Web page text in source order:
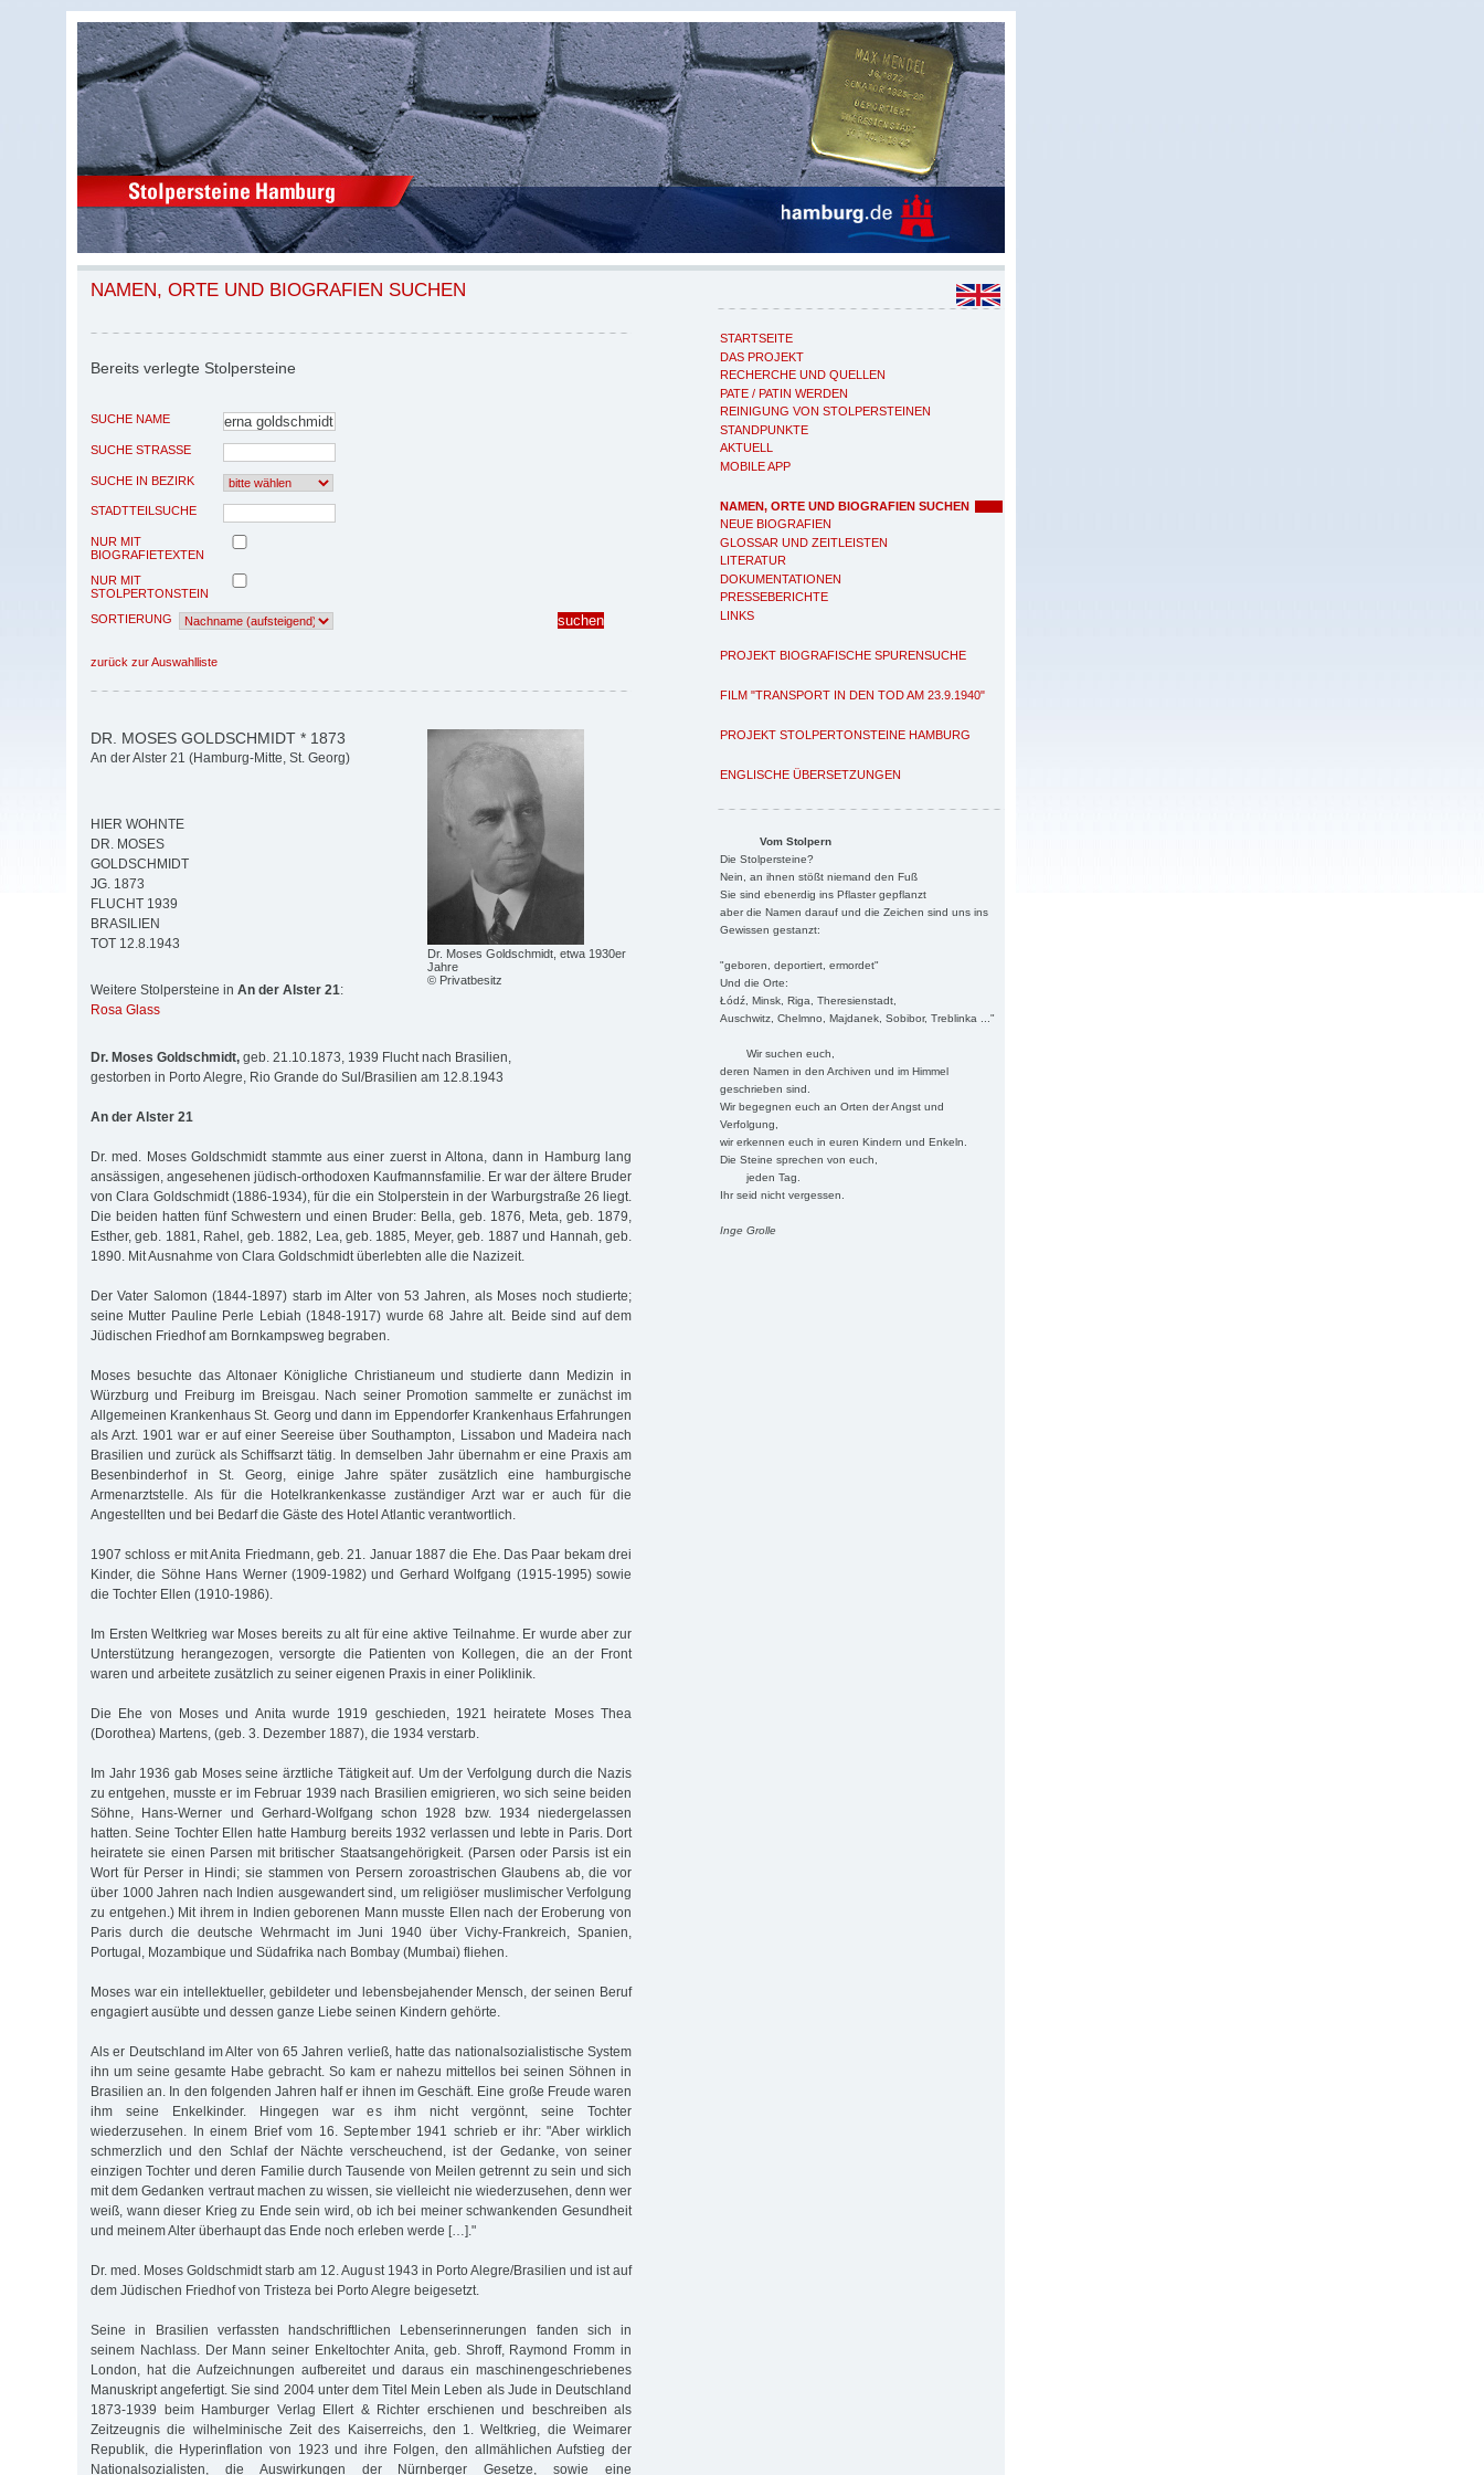
STARTSEITE
DAS PROJEKT
RECHERCHE UND QUELLEN
PATE / PATIN WERDEN
REINIGUNG VON STOLPERSTEINEN
STANDPUNKTE
AKTUELL
MOBILE APP
NAMEN, ORTE UND BIOGRAFIEN SUCHEN
NEUE BIOGRAFIEN
GLOSSAR UND ZEITLEISTEN
LITERATUR
DOKUMENTATIONEN
PRESSEBERICHTE
LINKS
PROJEKT BIOGRAFISCHE SPURENSUCHE
FILM "TRANSPORT IN DEN TOD AM 23.9.1940"
PROJEKT STOLPERTONSTEINE HAMBURG
ENGLISCHE ÜBERSETZUNGEN
Vom Stolpern
Die Stolpersteine?
Nein, an ihnen stößt niemand den Fuß
Sie sind ebenerdig ins Pflaster gepflanzt
aber die Namen darauf und die Zeichen sind uns ins
Gewissen gestanzt:
"geboren, deportiert, ermordet"
Und die Orte:
Łódź, Minsk, Riga, Theresienstadt,
Auschwitz, Chelmno, Majdanek, Sobibor, Treblinka ..."
Wir suchen euch,
deren Namen in den Archiven und im Himmel
geschrieben sind.
Wir begegnen euch an Orten der Angst und
Verfolgung,
wir erkennen euch in euren Kindern und Enkeln.
Die Steine sprechen von euch,
jeden Tag.
Ihr seid nicht vergessen.
Inge Grolle
NAMEN, ORTE UND BIOGRAFIEN SUCHEN
Bereits verlegte Stolpersteine
SUCHE NAME
SUCHE STRASSE
SUCHE IN BEZIRK
STADTTEILSUCHE
NUR MIT
BIOGRAFIETEXTEN
NUR MIT
STOLPERTONSTEIN
SORTIERUNG
zurück zur Auswahlliste
Dr. Moses Goldschmidt, etwa 1930er
Jahre
© Privatbesitz
DR. MOSES GOLDSCHMIDT * 1873
An der Alster 21 (Hamburg-Mitte, St. Georg)
HIER WOHNTE
DR. MOSES
GOLDSCHMIDT
JG. 1873
FLUCHT 1939
BRASILIEN
TOT 12.8.1943
Weitere Stolpersteine in An der Alster 21:
Rosa Glass
Dr. Moses Goldschmidt, geb. 21.10.1873, 1939 Flucht nach Brasilien,
gestorben in Porto Alegre, Rio Grande do Sul/Brasilien am 12.8.1943
An der Alster 21
Dr. med. Moses Goldschmidt stammte aus einer zuerst in Altona, dann in Hamburg lang
ansässigen, angesehenen jüdisch-orthodoxen Kaufmannsfamilie. Er war der ältere Bruder
von Clara Goldschmidt (1886-1934), für die ein Stolperstein in der Warburgstraße 26 liegt.
Die beiden hatten fünf Schwestern und einen Bruder: Bella, geb. 1876, Meta, geb. 1879,
Esther, geb. 1881, Rahel, geb. 1882, Lea, geb. 1885, Meyer, geb. 1887 und Hannah, geb.
1890. Mit Ausnahme von Clara Goldschmidt überlebten alle die Nazizeit.
Der Vater Salomon (1844-1897) starb im Alter von 53 Jahren, als Moses noch studierte;
seine Mutter Pauline Perle Lebiah (1848-1917) wurde 68 Jahre alt. Beide sind auf dem
Jüdischen Friedhof am Bornkampsweg begraben.
Moses besuchte das Altonaer Königliche Christianeum und studierte dann Medizin in
Würzburg und Freiburg im Breisgau. Nach seiner Promotion sammelte er zunächst im
Allgemeinen Krankenhaus St. Georg und dann im Eppendorfer Krankenhaus Erfahrungen
als Arzt. 1901 war er auf einer Seereise über Southampton, Lissabon und Madeira nach
Brasilien und zurück als Schiffsarzt tätig. In demselben Jahr übernahm er eine Praxis am
Besenbinderhof in St. Georg, einige Jahre später zusätzlich eine hamburgische
Armenarztstelle. Als für die Hotelkrankenkasse zuständiger Arzt war er auch für die
Angestellten und bei Bedarf die Gäste des Hotel Atlantic verantwortlich.
1907 schloss er mit Anita Friedmann, geb. 21. Januar 1887 die Ehe. Das Paar bekam drei
Kinder, die Söhne Hans Werner (1909-1982) und Gerhard Wolfgang (1915-1995) sowie
die Tochter Ellen (1910-1986).
Im Ersten Weltkrieg war Moses bereits zu alt für eine aktive Teilnahme. Er wurde aber zur
Unterstützung herangezogen, versorgte die Patienten von Kollegen, die an der Front
waren und arbeitete zusätzlich zu seiner eigenen Praxis in einer Poliklinik.
Die Ehe von Moses und Anita wurde 1919 geschieden, 1921 heiratete Moses Thea
(Dorothea) Martens, (geb. 3. Dezember 1887), die 1934 verstarb.
Im Jahr 1936 gab Moses seine ärztliche Tätigkeit auf. Um der Verfolgung durch die Nazis
zu entgehen, musste er im Februar 1939 nach Brasilien emigrieren, wo sich seine beiden
Söhne, Hans-Werner und Gerhard-Wolfgang schon 1928 bzw. 1934 niedergelassen
hatten. Seine Tochter Ellen hatte Hamburg bereits 1932 verlassen und lebte in Paris. Dort
heiratete sie einen Parsen mit britischer Staatsangehörigkeit. (Parsen oder Parsis ist ein
Wort für Perser in Hindi; sie stammen von Persern zoroastrischen Glaubens ab, die vor
über 1000 Jahren nach Indien ausgewandert sind, um religiöser muslimischer Verfolgung
zu entgehen.) Mit ihrem in Indien geborenen Mann musste Ellen nach der Eroberung von
Paris durch die deutsche Wehrmacht im Juni 1940 über Vichy-Frankreich, Spanien,
Portugal, Mozambique und Südafrika nach Bombay (Mumbai) fliehen.
Moses war ein intellektueller, gebildeter und lebensbejahender Mensch, der seinen Beruf
engagiert ausübte und dessen ganze Liebe seinen Kindern gehörte.
Als er Deutschland im Alter von 65 Jahren verließ, hatte das nationalsozialistische System
ihn um seine gesamte Habe gebracht. So kam er nahezu mittellos bei seinen Söhnen in
Brasilien an. In den folgenden Jahren half er ihnen im Geschäft. Eine große Freude waren
ihm seine Enkelkinder. Hingegen war es ihm nicht vergönnt, seine Tochter
wiederzusehen. In einem Brief vom 16. September 1941 schrieb er ihr: "Aber wirklich
schmerzlich und den Schlaf der Nächte verscheuchend, ist der Gedanke, von seiner
einzigen Tochter und deren Familie durch Tausende von Meilen getrennt zu sein und sich
mit dem Gedanken vertraut machen zu wissen, sie vielleicht nie wiederzusehen, denn wer
weiß, wann dieser Krieg zu Ende sein wird, ob ich bei meiner schwankenden Gesundheit
und meinem Alter überhaupt das Ende noch erleben werde […]."
Dr. med. Moses Goldschmidt starb am 12. August 1943 in Porto Alegre/Brasilien und ist auf
dem Jüdischen Friedhof von Tristeza bei Porto Alegre beigesetzt.
Seine in Brasilien verfassten handschriftlichen Lebenserinnerungen fanden sich in
seinem Nachlass. Der Mann seiner Enkeltochter Anita, geb. Shroff, Raymond Fromm in
London, hat die Aufzeichnungen aufbereitet und daraus ein maschinengeschriebenes
Manuskript angefertigt. Sie sind 2004 unter dem Titel Mein Leben als Jude in Deutschland
1873-1939 beim Hamburger Verlag Ellert & Richter erschienen und beschreiben als
Zeitzeugnis die wilhelminische Zeit des Kaiserreichs, den 1. Weltkrieg, die Weimarer
Republik, die Hyperinflation von 1923 und ihre Folgen, den allmählichen Aufstieg der
Nationalsozialisten, die Auswirkungen der Nürnberger Gesetze, sowie eine